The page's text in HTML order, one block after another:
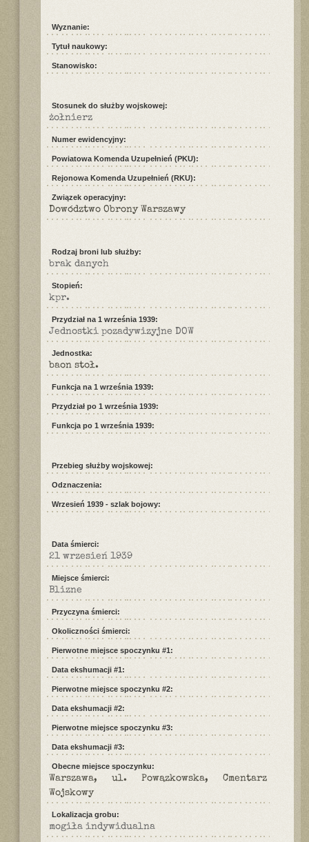
Wyznanie:
Tytuł naukowy:
Stanowisko:
Stosunek do służby wojskowej:
żołnierz
Numer ewidencyjny:
Powiatowa Komenda Uzupełnień (PKU):
Rejonowa Komenda Uzupełnień (RKU):
Związek operacyjny:
Dowództwo Obrony Warszawy
Rodzaj broni lub służby:
brak danych
Stopień:
kpr.
Przydział na 1 września 1939:
Jednostki pozadywizyjne DOW
Jednostka:
baon stoł.
Funkcja na 1 września 1939:
Przydział po 1 września 1939:
Funkcja po 1 września 1939:
Przebieg służby wojskowej:
Odznaczenia:
Wrzesień 1939 - szlak bojowy:
Data śmierci:
21 wrzesień 1939
Miejsce śmierci:
Blizne
Przyczyna śmierci:
Okoliczności śmierci:
Pierwotne miejsce spoczynku #1:
Data ekshumacji #1:
Pierwotne miejsce spoczynku #2:
Data ekshumacji #2:
Pierwotne miejsce spoczynku #3:
Data ekshumacji #3:
Obecne miejsce spoczynku:
Warszawa, ul. Powązkowska, Cmentarz
Wojskowy
Lokalizacja grobu:
mogiła indywidualna